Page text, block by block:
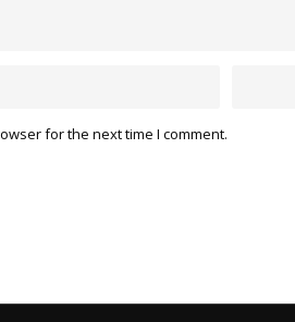
for the next time I comment.